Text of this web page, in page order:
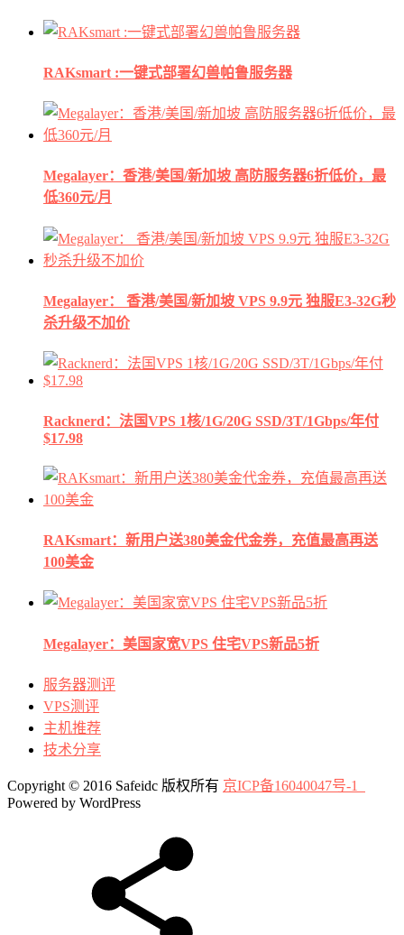
RAKsmart :一键式部署幻兽帕鲁服务器
Megalayer：香港/美国/新加坡 高防服务器6折低价，最
低360元/月
Megalayer： 香港/美国/新加坡 VPS 9.9元 独服E3-32G秒
杀升级不加价
Racknerd：法国VPS 1核/1G/20G SSD/3T/1Gbps/年付
$17.98
RAKsmart：新用户送380美金代金券，充值最高再送
100美金
Megalayer：美国家宽VPS 住宅VPS新品5折
服务器测评
VPS测评
主机推荐
技术分享
Copyright © 2016 Safeidc 版权所有 京ICP备16040047号-1
Powered by WordPress